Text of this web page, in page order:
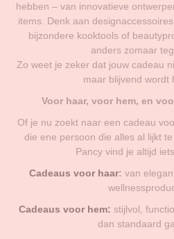
hebben – van innovatieve
items. Denk aan
bijzondere kooktools of
anders zomaar
Zo weet je zeker dat jouw cadeau
maar blijvend wordt
Voor haar, voor hem, en
Of je nu zoekt naar een cadeau
die ene persoon die alles al lijkt
Pancy vind je altijd
Cadeaus voor haar: van
Cadeaus voor hem: stijlvol,
dan standaard